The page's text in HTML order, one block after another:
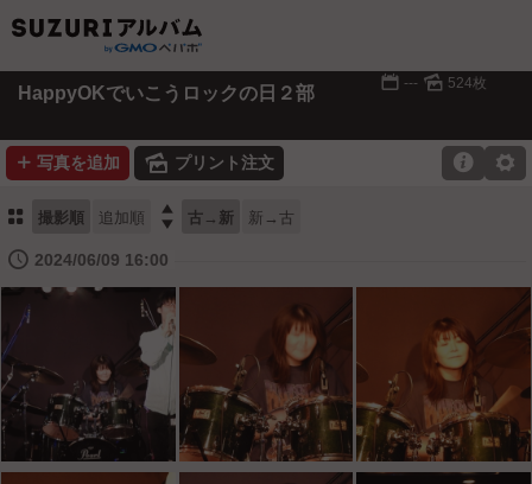
HappyOKでいこうロックの日２部 📅 --- 🌄 524枚
➕ 写真を追加 🌄 プリント注文 ⚙

⚏ 撮影順 追加順  古→新 新→古
🕔 2024/06/09 16:00